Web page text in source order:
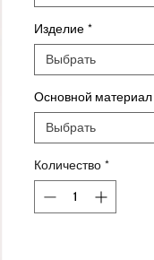
Изделие *
Выбрать
Основной материал
Выбрать
Количество *